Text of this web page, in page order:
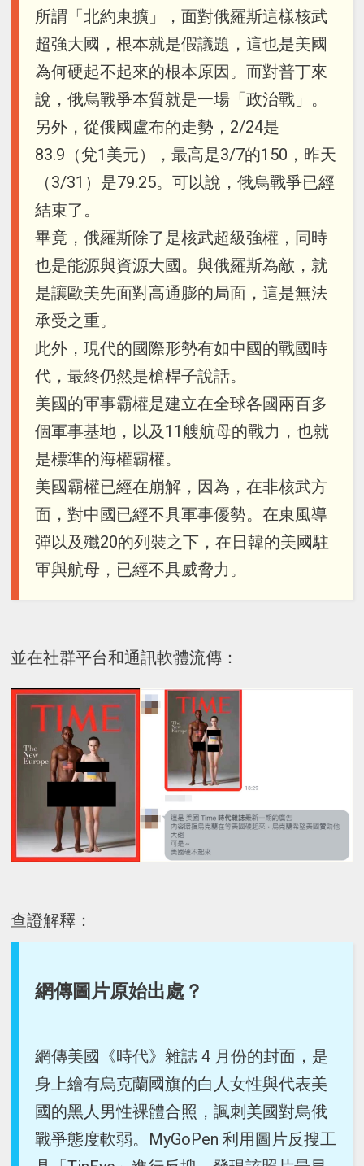
所謂「北約東擴」，面對俄羅斯這樣核武
超強大國，根本就是假議題，這也是美國
為何硬起不起來的根本原因。而對普丁來
說，俄烏戰爭本質就是一場「政治戰」。
另外，從俄國盧布的走勢，2/24是
83.9（兌1美元），最高是3/7的150，昨天
（3/31）是79.25。可以說，俄烏戰爭已經
結束了。
畢竟，俄羅斯除了是核武超級強權，同時
也是能源與資源大國。與俄羅斯為敵，就
是讓歐美先面對高通膨的局面，這是無法
承受之重。
此外，現代的國際形勢有如中國的戰國時
代，最終仍然是槍桿子說話。
美國的軍事霸權是建立在全球各國兩百多
個軍事基地，以及11艘航母的戰力，也就
是標準的海權霸權。
美國霸權已經在崩解，因為，在非核武方
面，對中國已經不具軍事優勢。在東風導
彈以及殲20的列裝之下，在日韓的美國駐
軍與航母，已經不具威脅力。
並在社群平台和通訊軟體流傳：
查證解釋：
網傳圖片原始出處？
網傳美國《時代》雜誌 4 月份的封面，是
身上繪有烏克蘭國旗的白人女性與代表美
國的黑人男性裸體合照，諷刺美國對烏俄
戰爭態度軟弱。MyGoPen 利用圖片反搜工